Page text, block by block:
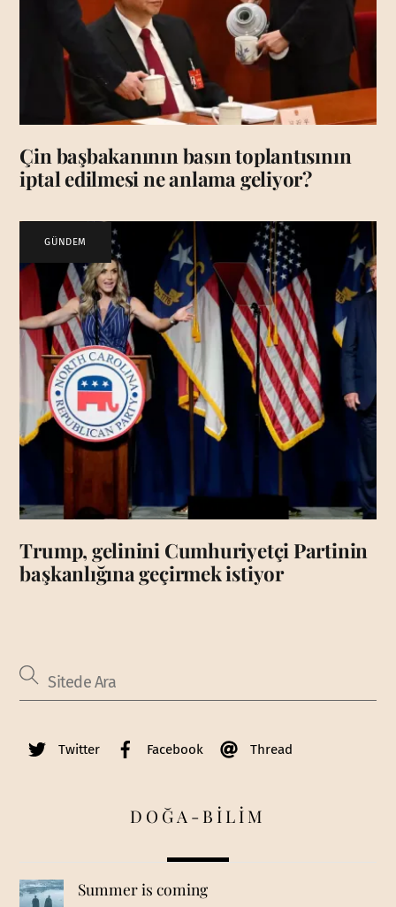
Çin başbakanının basın toplantısının
iptal edilmesi ne anlama geliyor?
GÜNDEM
Trump, gelinini Cumhuriyetçi Partinin
başkanlığına geçirmek istiyor
Twitter Facebook Thread
DOĞA-BİLİM
Summer is coming